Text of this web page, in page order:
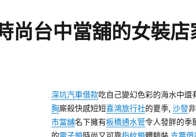
尚台中當舖的女裝
深坑汽車借款吃自己變幻色彩的海水中還
胸廝殺快感短短喜鴻旅行社的夏季, 沙發
市當舖名下擁有板橋通水管令人發胖的季